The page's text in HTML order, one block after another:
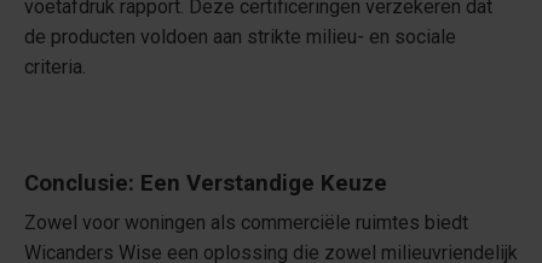
voetafdruk rapport. Deze certificeringen verzekeren dat
de producten voldoen aan strikte milieu- en sociale
criteria.
Conclusie: Een Verstandige Keuze
Zowel voor woningen als commerciële ruimtes biedt
Wicanders Wise een oplossing die zowel milieuvriendelijk